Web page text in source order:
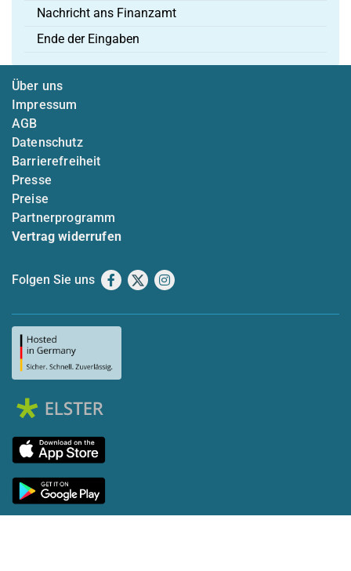
Nachricht ans Finanzamt
Ende der Eingaben
Über uns
Impressum
AGB
Datenschutz
Barrierefreiheit
Presse
Preise
Partnerprogramm
Vertrag widerrufen
Folgen Sie uns Facebook
X Instagram